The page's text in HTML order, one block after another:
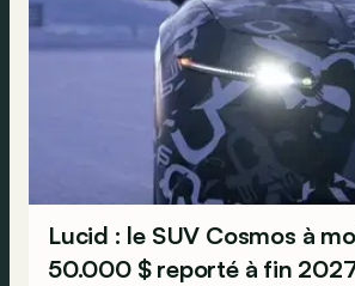
Lucid : le SUV Cosmos à
50.000 $ reporté à fin